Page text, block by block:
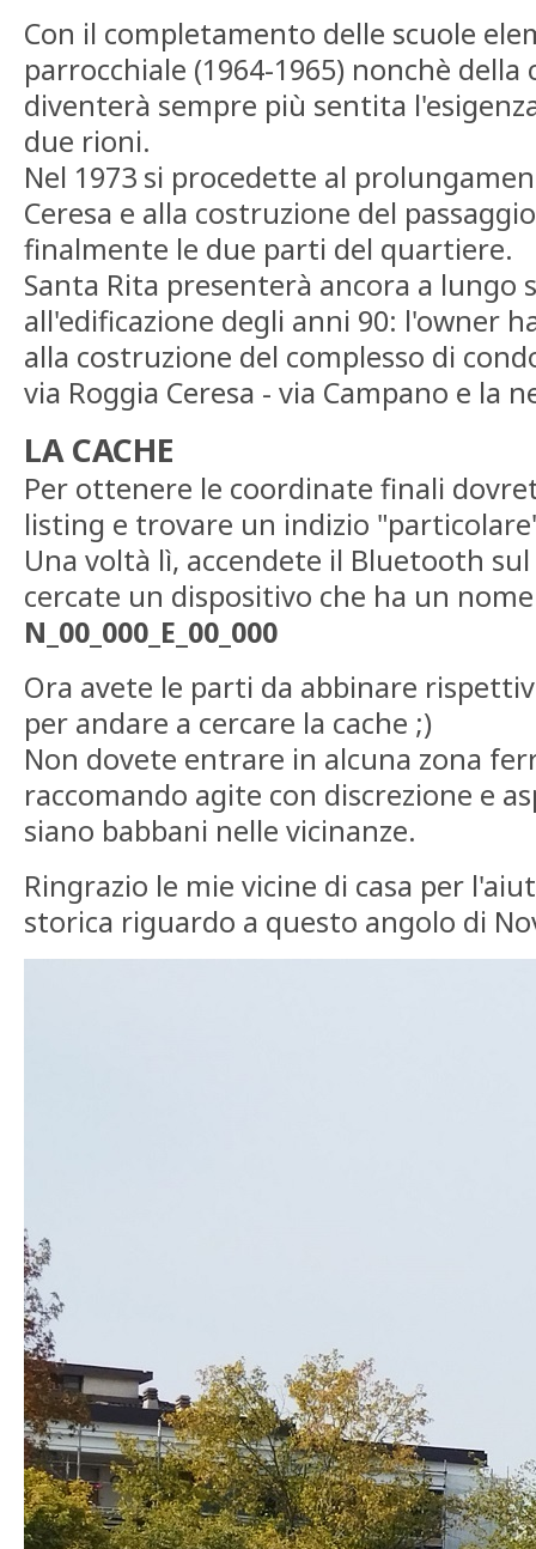
Con il completamento delle scuole
parrocchiale (1964-1965) nonchè della
diventerà sempre più sentita
due rioni.
Nel 1973 si procedette al
Ceresa e alla costruzione del
finalmente le due parti del quartiere.
Santa Rita presenterà ancora a lungo
all'edificazione degli anni 90: l'owner
alla costruzione del complesso di
via Roggia Ceresa - via Campano e la
LA CACHE
Per ottenere le coordinate finali
listing e trovare un indizio
Una voltà lì, accendete il Bluetooth
cercate un dispositivo che ha un
N_00_000_E_00_000
Ora avete le parti da abbinare
per andare a cercare la cache ;)
Non dovete entrare in alcuna zona
raccomando agite con discrezione e
siano babbani nelle vicinanze.
Ringrazio le mie vicine di casa per
storica riguardo a questo angolo di